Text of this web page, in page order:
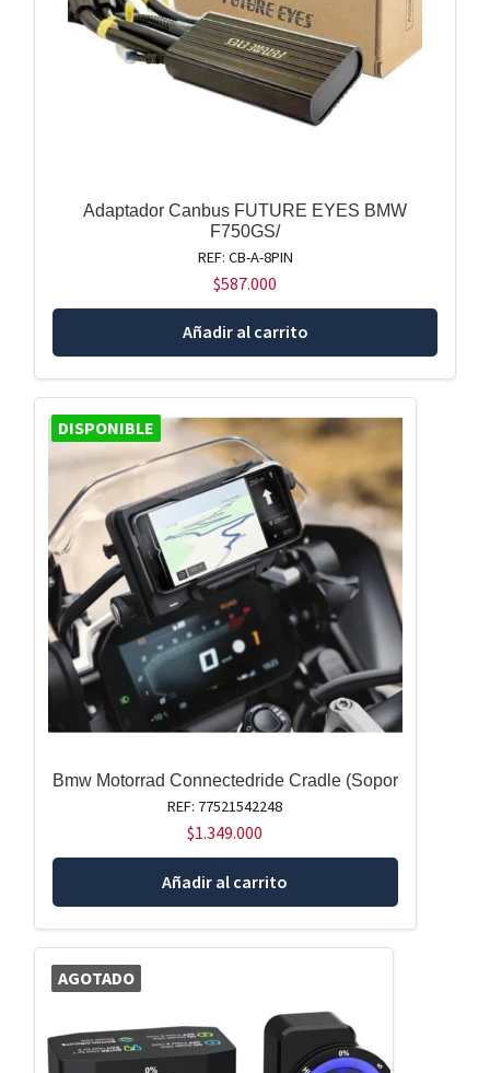
Adaptador Canbus FUTURE EYES BMW
F750GS/
REF: CB-A-8PIN
$587.000
Añadir al carrito
DISPONIBLE
Bmw Motorrad Connectedride Cradle (Sopor
REF: 77521542248
$1.349.000
Añadir al carrito
AGOTADO